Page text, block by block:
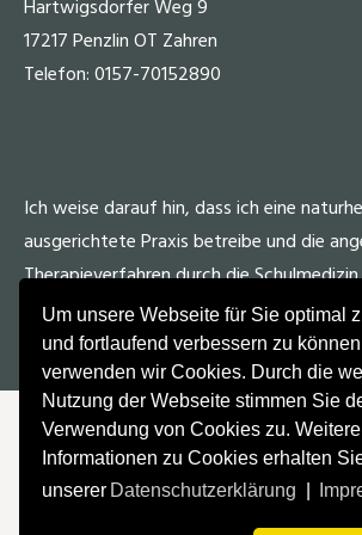
Um unsere Webseite für Sie optimal
und fortlaufend verbessern zu
verwenden wir Cookies. Durch die
Nutzung der Webseite stimmen Sie
Verwendung von Cookies zu. Weitere
Informationen zu Cookies erhalten
unserer Datenschutzerklärung
Hartwigsdorfer Weg 9
17217 Penzlin OT Zahren
Telefon: 0157-70152890
Ich weise darauf hin, dass ich eine
ausgerichtete Praxis betreibe und die
Therapieverfahren durch die
Anerkennung fanden.
© 2024 PETRA FRIEDRICH
IMPRESSUM
LINKS ZU MEINEN